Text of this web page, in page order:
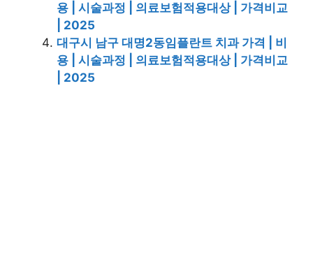
용 | 시술과정 | 의료보험적용대상 | 가격비교
| 2025
대구시 남구 대명2동임플란트 치과 가격 | 비
용 | 시술과정 | 의료보험적용대상 | 가격비교
| 2025